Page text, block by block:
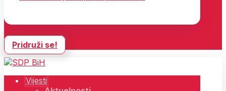
Pridruži se!
Vijesti